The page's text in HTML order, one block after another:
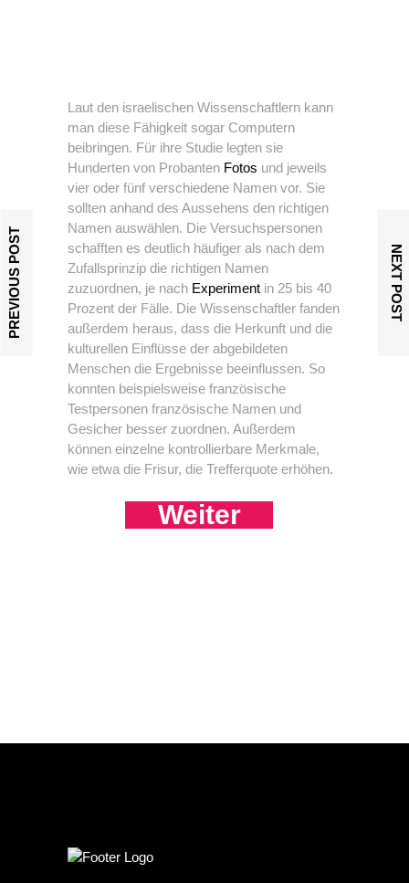
Laut den israelischen Wissenschaftlern kann
man diese Fähigkeit sogar Computern
beibringen. Für ihre Studie legten sie
Hunderten von Probanten Fotos und jeweils
vier oder fünf verschiedene Namen vor. Sie
sollten anhand des Aussehens den richtigen
Namen auswählen. Die Versuchspersonen
schafften es deutlich häufiger als nach dem
Zufallsprinzip die richtigen Namen
zuzuordnen, je nach Experiment in 25 bis 40
Prozent der Fälle. Die Wissenschaftler fanden
außerdem heraus, dass die Herkunft und die
kulturellen Einflüsse der abgebildeten
Menschen die Ergebnisse beeinflussen. So
konnten beispielsweise französische
Testpersonen französische Namen und
Gesicher besser zuordnen. Außerdem
können einzelne kontrollierbare Merkmale,
wie etwa die Frisur, die Trefferquote erhöhen.
Weiter
PREVIOUS POST NEXT POST